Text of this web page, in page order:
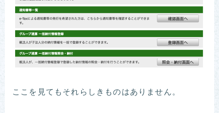
ここを見てもそれらしきものはありません。